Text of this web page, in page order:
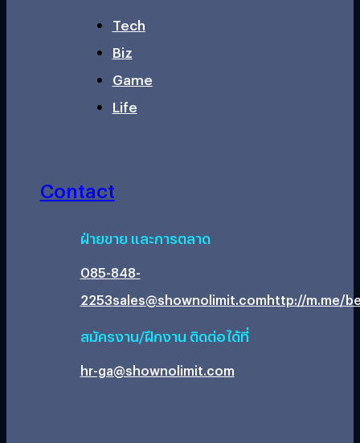
Tech
Biz
Game
Life
Contact
ฝ่ายขาย และการตลาด
085-848-
2253sales@shownolimit.comhttp://m.me/
สมัครงาน/ฝึกงาน ติดต่อได้ที่
hr-ga@shownolimit.com